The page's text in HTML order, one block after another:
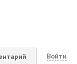
Войти